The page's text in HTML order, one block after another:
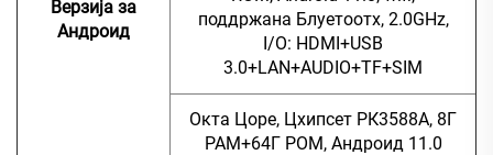
Верзија за
Андроид
поддржана Блуетоотх, 2.0GHz,
I/O: HDMI+USB
3.0+LAN+AUDIO+TF+SIM
Окта Цоре, Цхипсет РК3588А, 8Г
РАМ+64Г РОМ, Андроид 11.0